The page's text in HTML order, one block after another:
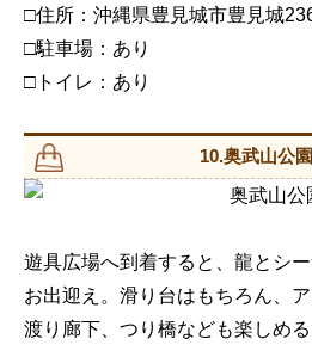
□住所：沖縄県豊見城市豊見城
□駐車場：あり
□トイレ：あり
10.奥武山公園
遊具広場へ到着すると、龍とシ
お出迎え。滑り台はもちろん、
渡り廊下、つり橋なども楽しめる